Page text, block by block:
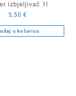
izbjeljivač 1l
5,50€
u košaricu